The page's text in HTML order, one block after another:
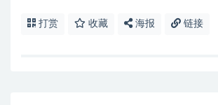
打赏 收藏 海报 链接